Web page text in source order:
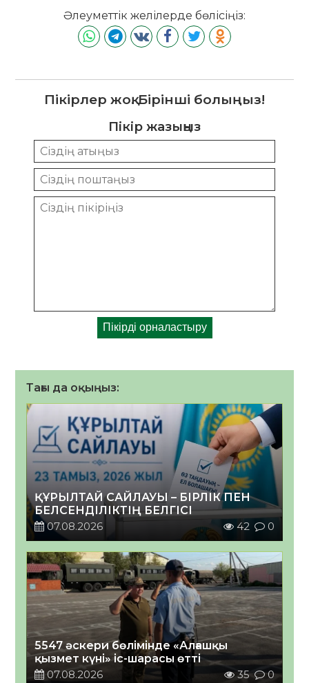
Әлеуметтік желілерде бөлісіңіз:
Пікірлер жоқ. Бірінші болыңыз!
Пікір жазыңыз
Тағы да оқыңыз:
ҚҰРЫЛТАЙ САЙЛАУЫ – БІРЛІК ПЕН
БЕЛСЕНДІЛІКТІҢ БЕЛГІСІ
07.08.2026
42 0
5547 әскери бөлімінде «Алғашқы
қызмет күні» іс-шарасы өтті
07.08.2026
35 0